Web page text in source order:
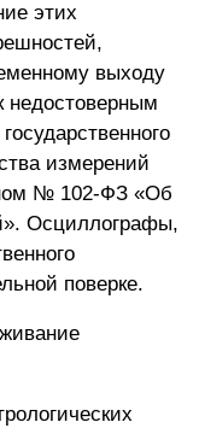
этих
выходу
недостоверным
измерений
№ 102-ФЗ «Об
Осциллографы,
поверке.